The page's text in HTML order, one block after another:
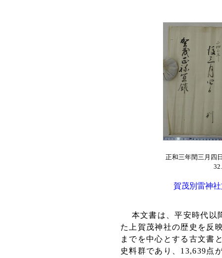
正和三年閏三月
賀茂別雷神
本文書は、平安時代以
た上賀茂神社の歴史を反
までを中心とする 古文書
史料群であり、13,639点